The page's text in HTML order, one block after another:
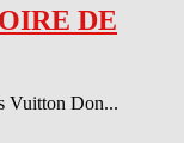
DE
Vuitton Don...